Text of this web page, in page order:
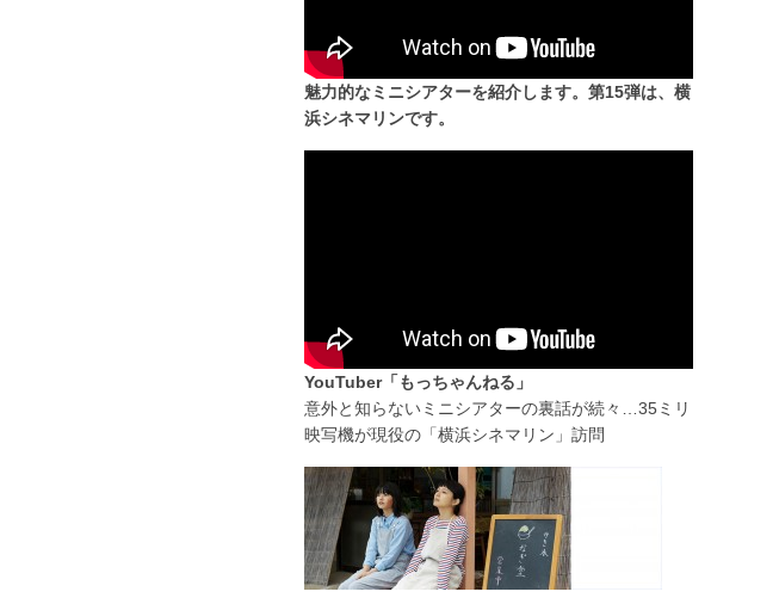
魅力的なミニシアターを紹介します。第15弾は、横
浜シネマリンです。
YouTuber「もっちゃんねる」
意外と知らないミニシアターの裏話が続々…35ミリ
映写機が現役の「横浜シネマリン」訪問